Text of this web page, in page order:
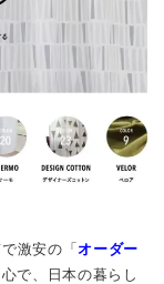
激安の「オーダー
で、日本の暮らし